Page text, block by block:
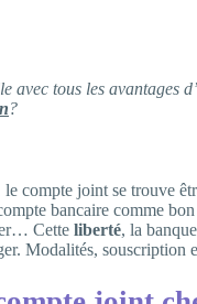
avec tous les avantages
?
compte joint se trouve
bancaire comme
Cette liberté, la
Modalités,